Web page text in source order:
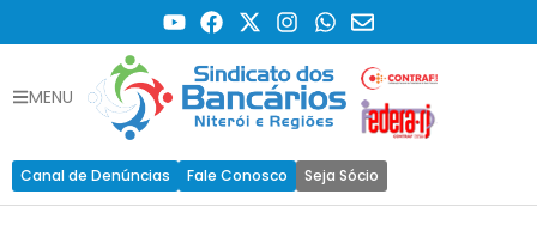
MENU
Canal de Denúncias Fale Conosco Seja Sócio